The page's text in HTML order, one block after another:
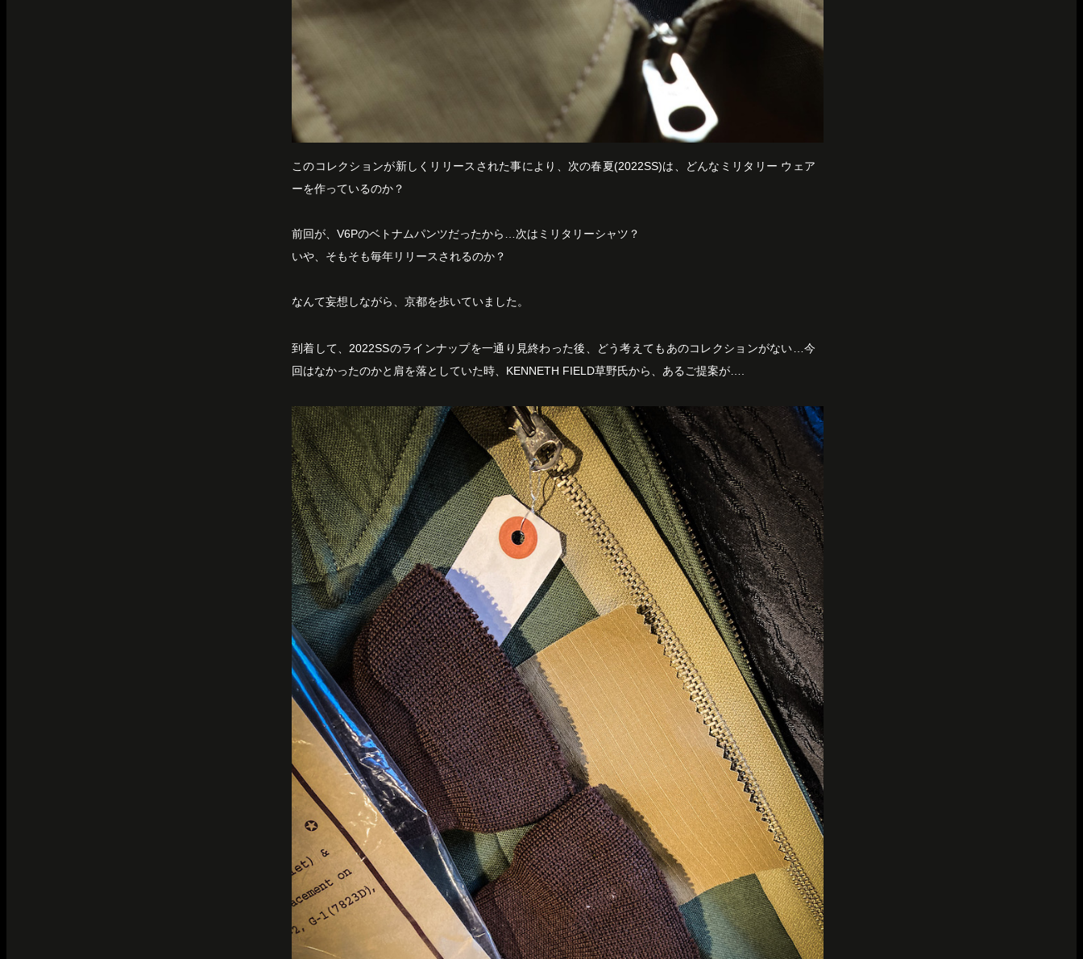
このコレクションが新しくリリースされた事により、次の春夏(2022SS)は、どんなミリタリー ウェア
ーを作っているのか？
前回が、V6Pのベトナムパンツだったから…次はミリタリーシャツ？
いや、そもそも毎年リリースされるのか？
なんて妄想しながら、京都を歩いていました。
到着して、2022SSのラインナップを一通り見終わった後、どう考えてもあのコレクションがない…今
回はなかったのかと肩を落としていた時、KENNETH FIELD草野氏から、あるご提案が….